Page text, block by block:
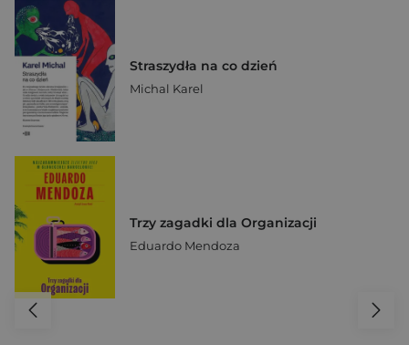
Straszydła na co dzień
Michal Karel
Trzy zagadki dla Organizacji
Eduardo Mendoza